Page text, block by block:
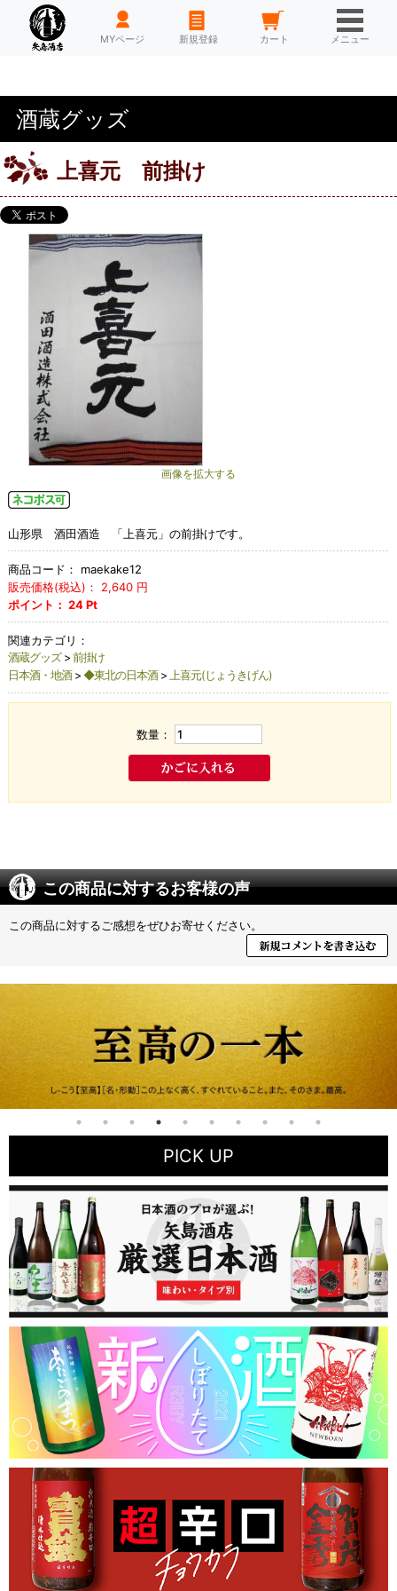
HOME MYページ 新規登録 カート メニュー
酒蔵グッズ
上喜元 前掛け
画像を拡大する
山形県 酒田酒造 「上喜元」の前掛けです。
商品コード：
maekake12
販売価格(税込)：
2,640円
ポイント： 24Pt
関連カテゴリ：
酒蔵グッズ> 前掛け
日本酒・地酒> ◆東北の日本酒> 上喜元(じょうきげん)
数量：
この商品に対するお客様の声
この商品に対するご感想をぜひお寄せください。
PICK UP